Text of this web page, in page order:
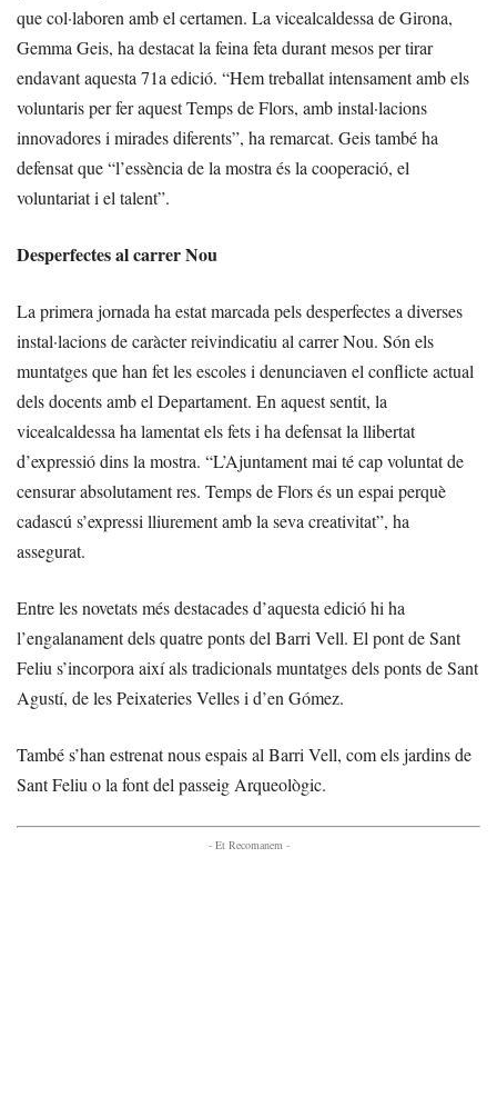
que col·laboren amb el certamen. La vicealcaldessa de Girona,
Gemma Geis, ha destacat la feina feta durant mesos per tirar
endavant aquesta 71a edició. “Hem treballat intensament amb els
voluntaris per fer aquest Temps de Flors, amb instal·lacions
innovadores i mirades diferents”, ha remarcat. Geis també ha
defensat que “l’essència de la mostra és la cooperació, el
voluntariat i el talent”.
Desperfectes al carrer Nou
La primera jornada ha estat marcada pels desperfectes a diverses
instal·lacions de caràcter reivindicatiu al carrer Nou. Són els
muntatges que han fet les escoles i denunciaven el conflicte actual
dels docents amb el Departament. En aquest sentit, la
vicealcaldessa ha lamentat els fets i ha defensat la llibertat
d’expressió dins la mostra. “L’Ajuntament mai té cap voluntat de
censurar absolutament res. Temps de Flors és un espai perquè
cadascú s’expressi lliurement amb la seva creativitat”, ha
assegurat.
Entre les novetats més destacades d’aquesta edició hi ha
l’engalanament dels quatre ponts del Barri Vell. El pont de Sant
Feliu s’incorpora així als tradicionals muntatges dels ponts de Sant
Agustí, de les Peixateries Velles i d’en Gómez.
També s’han estrenat nous espais al Barri Vell, com els jardins de
Sant Feliu o la font del passeig Arqueològic.
- Et Recomanem -